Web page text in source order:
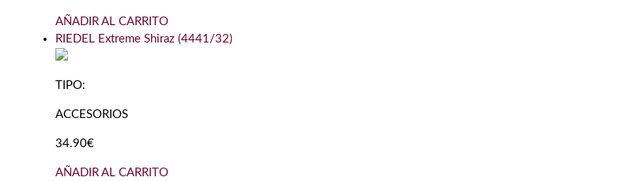
AÑADIR AL CARRITO
RIEDEL Extreme Shiraz (4441/32)
TIPO:
ACCESORIOS
34.90€
AÑADIR AL CARRITO